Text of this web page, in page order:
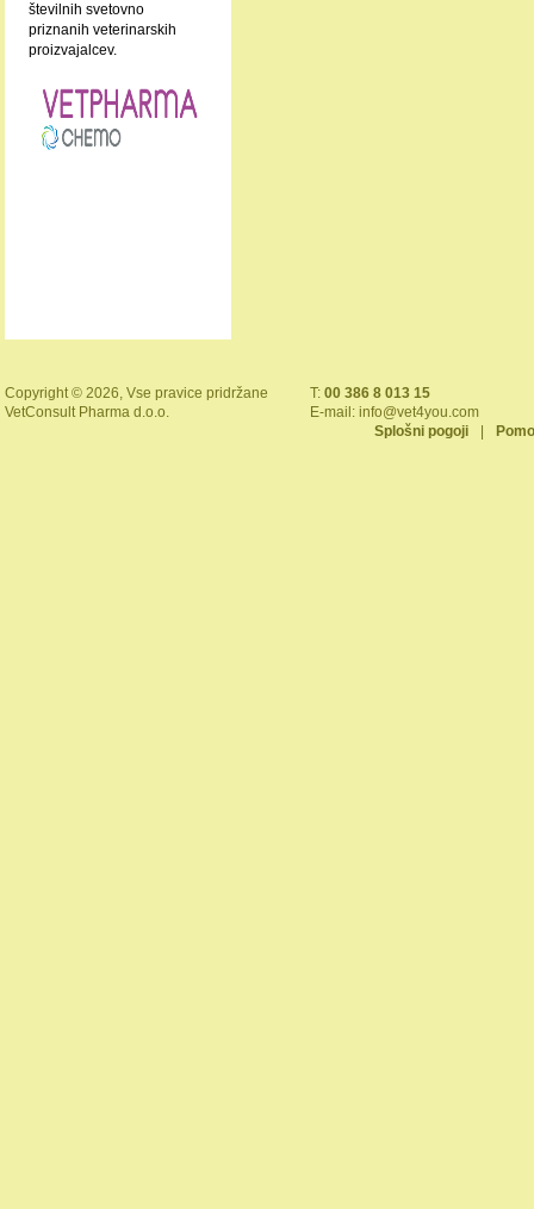
številnih svetovno
priznanih veterinarskih
proizvajalcev.
Copyright © 2026, Vse pravice pridržane
VetConsult Pharma d.o.o.
T: 00 386 8 013 15
E-mail: info@vet4you.com
Splošni pogoji